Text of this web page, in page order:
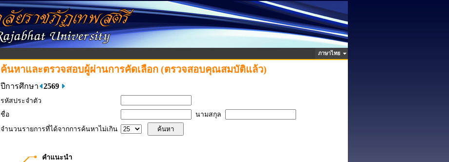
ภาษาไทย
ค้นหาและตรวจสอบผู้ผ่านการคัดเลือก (ตรวจสอบคุณสมบัติแล้ว)
ปีการศึกษา 2569
รหัสประจำตัว
ชื่อ
นามสกุล
จำนวนรายการที่ได้จากการค้นหาไม่เกิน
คำแนะนำ